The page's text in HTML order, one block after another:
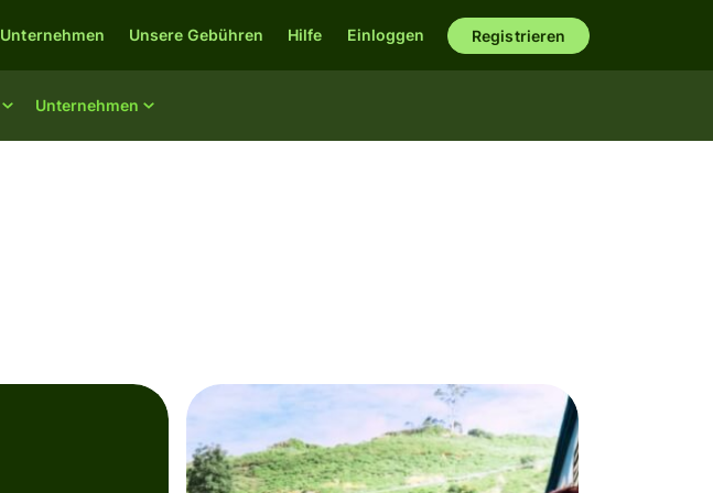
Unternehmen
Unternehmen Unsere Gebühren Hilfe Einloggen Registrieren